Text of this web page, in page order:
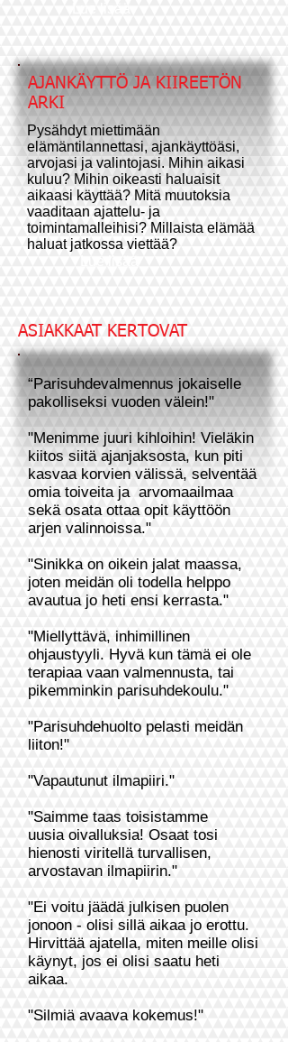
AJANKÄYTTÖ JA KIIREETÖN
ARKI
Pysähdyt miettimään
elämäntilannettasi, ajankäyttöäsi,
arvojasi ja valintojasi. Mihin aikasi
kuluu? Mihin oikeasti haluaisit
aikaasi käyttää? Mitä muutoksia
vaaditaan ajattelu- ja
toimintamalleihisi? Millaista elämää
haluat jatkossa viettää?
ASIAKKAAT KERTOVAT
“Parisuhdevalmennus jokaiselle
pakolliseksi vuoden välein!"
"Menimme juuri kihloihin! Vieläkin
kiitos siitä ajanjaksosta, kun piti
kasvaa korvien välissä, selventää
omia toiveita ja arvomaailmaa
sekä osata ottaa opit käyttöön
arjen valinnoissa."
"Sinikka on oikein jalat maassa,
joten meidän oli todella helppo
avautua jo heti ensi kerrasta."
"Miellyttävä, inhimillinen
ohjaustyyli. Hyvä kun tämä ei ole
terapiaa vaan valmennusta, tai
pikemminkin parisuhdekoulu."
"Parisuhdehuolto pelasti meidän
liiton!"
"Vapautunut ilmapiiri."
"Saimme taas toisistamme
uusia oivalluksia! Osaat tosi
hienosti viritellä turvallisen,
arvostavan ilmapiirin."
"Ei voitu jäädä julkisen puolen
jonoon - olisi sillä aikaa jo erottu.
Hirvittää ajatella, miten meille olisi
käynyt, jos ei olisi saatu heti
aikaa.
"Silmiä avaava kokemus!"